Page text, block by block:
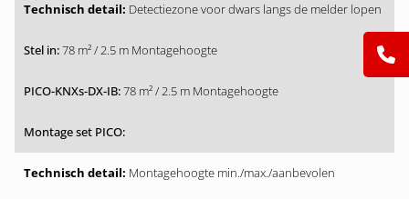
Detectiezone voor dwars langs de melder lopen
78 m² / 2.5 m Montagehoogte
78 m² / 2.5 m Montagehoogte
Montagehoogte min./max./aanbevolen